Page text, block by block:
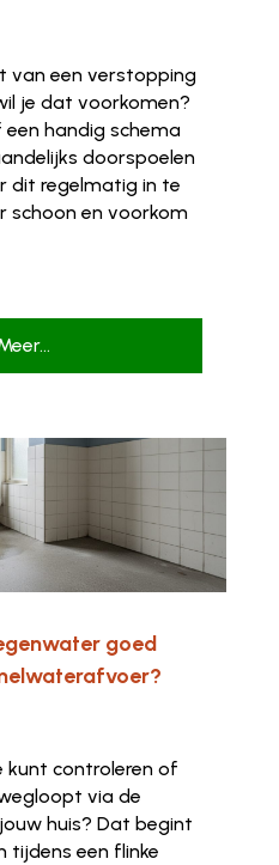
van een verstopping
je dat voorkomen?
handig schema
doorspoelen
dit regelmatig in te
schoon en voorkom
goed
kunt controleren of
via de
huis? Dat begint
tijdens een flinke